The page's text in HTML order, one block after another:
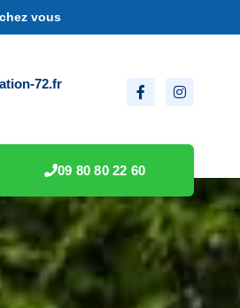
vous
72.fr
09 80 80 22 60